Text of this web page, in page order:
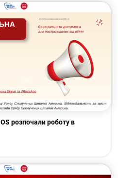
розпочали роботу в